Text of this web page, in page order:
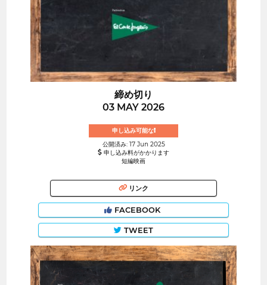
締め切り
03 MAY 2026
申し込み可能な!
公開済み: 17 Jun 2025
申し込み料がかかります
短編映画
リンク
FACEBOOK
TWEET